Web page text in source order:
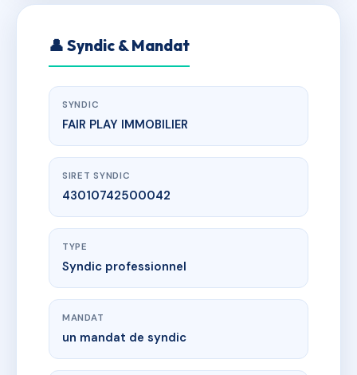
👤 Syndic & Mandat
SYNDIC
FAIR PLAY IMMOBILIER
SIRET SYNDIC
43010742500042
TYPE
Syndic professionnel
MANDAT
un mandat de syndic